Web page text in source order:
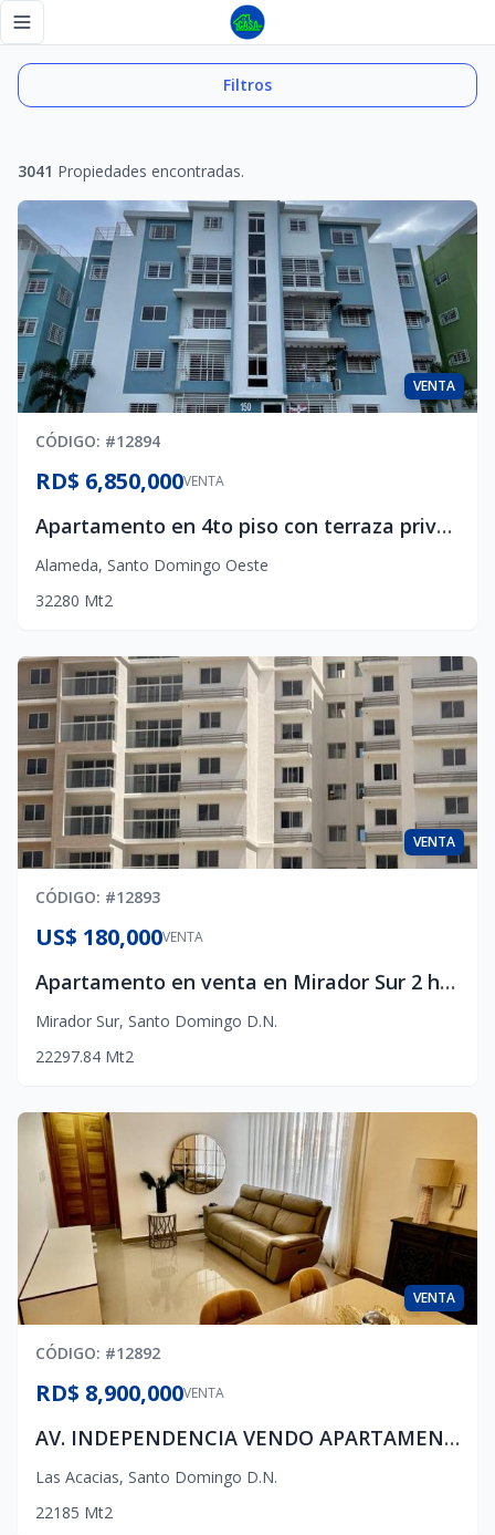
Toggle navigation menu
Filtros
3041 Propiedades encontradas.
VENTA
CÓDIGO: #12894
VENTA
RD$ 6,850,000
Apartamento en 4to piso con terraza privada en Residencial LP-9, próximo a Prolongación 27 de Febrero
Alameda, Santo Domingo Oeste
32280 Mt2
VENTA
CÓDIGO: #12893
VENTA
US$ 180,000
Apartamento en venta en Mirador Sur 2 habitaciones
Mirador Sur, Santo Domingo D.N.
22297.84 Mt2
VENTA
CÓDIGO: #12892
VENTA
RD$ 8,900,000
AV. INDEPENDENCIA VENDO APARTAMENTO, 2H, 2.5B, HAB. SERV. 1P
Las Acacias, Santo Domingo D.N.
22185 Mt2
Propiedades - Tu Casa RD